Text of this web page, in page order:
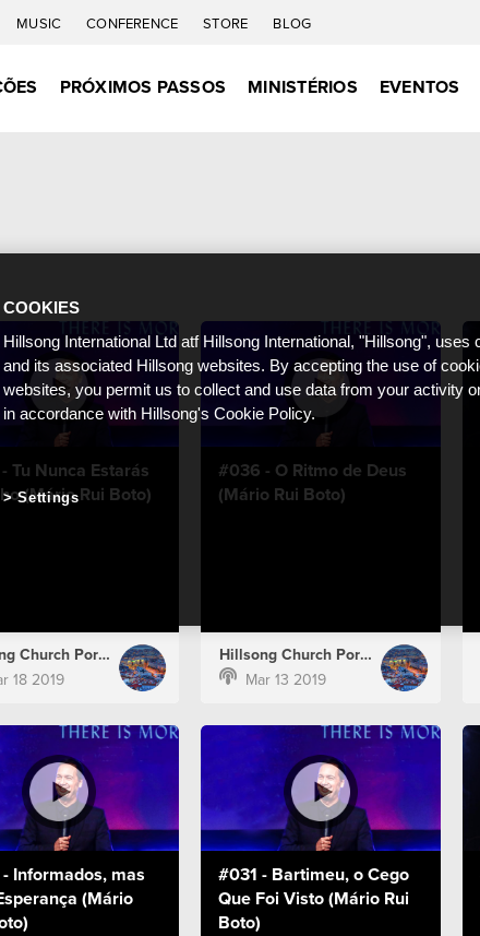
MUSIC CONFERENCE STORE BLOG
PRÓXIMOS PASSOS MINISTÉRIOS EVENTOS
Tu Nunca Estarás
(Mário Rui Boto)
Hillsong Church Portugal
18 2019
#036 - O Ritmo de Deus
(Mário Rui Boto)
Hillsong Church Portugal
Mar 13 2019
Informados, mas
(Mário
#031 - Bartimeu, o Cego
Que Foi Visto (Mário Rui
Boto)
COOKIES
Hillsong International Ltd atf Hillsong International, "Hillsong", uses
and its associated Hillsong websites. By accepting the use of
websites, you permit us to collect and use data from your activity
in accordance with Hillsong's Cookie Policy.
Settings